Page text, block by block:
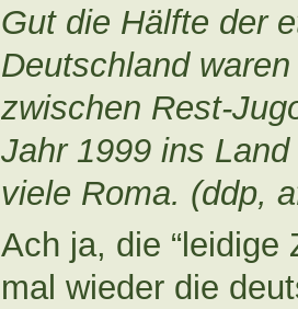
Gut die Hälfte der
Deutschland
zwischen Rest-
Jahr 1999 ins
viele Roma. (ddp,
Ach ja, die “leidige
mal wieder die